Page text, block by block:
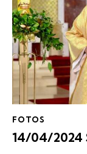
FOTOS
14/04/2024